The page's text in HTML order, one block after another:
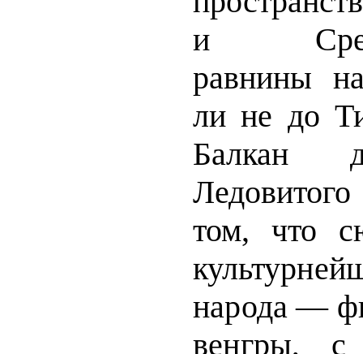
и
равнины
ли не до
Балкан
том, что
народа —
венгры,